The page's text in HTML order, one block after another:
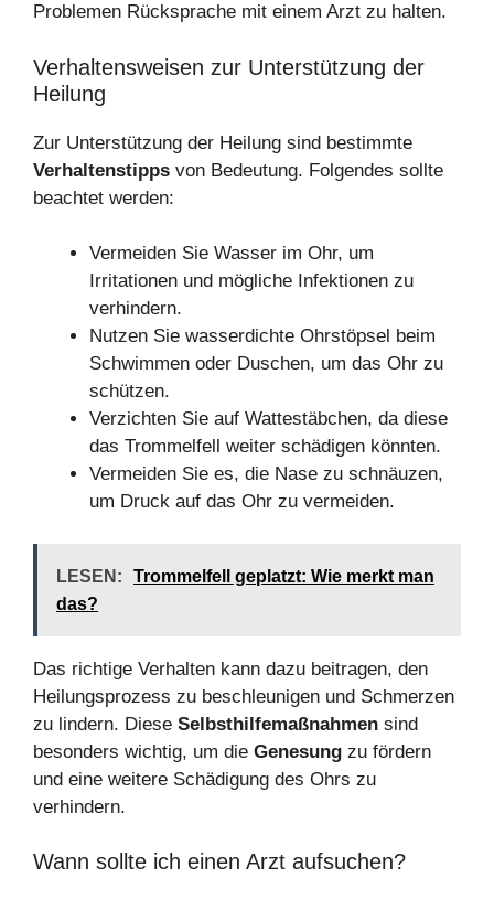
Problemen Rücksprache mit einem Arzt zu halten.
Verhaltensweisen zur Unterstützung der
Heilung
Zur Unterstützung der Heilung sind bestimmte
Verhaltenstipps von Bedeutung. Folgendes sollte
beachtet werden:
Vermeiden Sie Wasser im Ohr, um
Irritationen und mögliche Infektionen zu
verhindern.
Nutzen Sie wasserdichte Ohrstöpsel beim
Schwimmen oder Duschen, um das Ohr zu
schützen.
Verzichten Sie auf Wattestäbchen, da diese
das Trommelfell weiter schädigen könnten.
Vermeiden Sie es, die Nase zu schnäuzen,
um Druck auf das Ohr zu vermeiden.
LESEN:
Trommelfell geplatzt: Wie merkt man
das?
Das richtige Verhalten kann dazu beitragen, den
Heilungsprozess zu beschleunigen und Schmerzen
zu lindern. Diese Selbsthilfemaßnahmen sind
besonders wichtig, um die Genesung zu fördern
und eine weitere Schädigung des Ohrs zu
verhindern.
Wann sollte ich einen Arzt aufsuchen?